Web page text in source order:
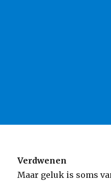
Verdwenen
Maar geluk is soms